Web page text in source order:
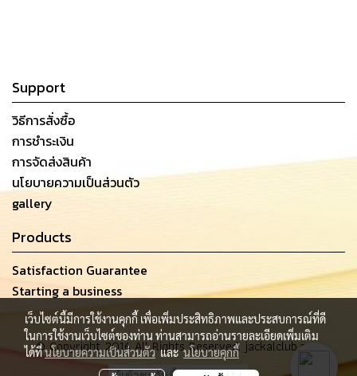
Support
วิธีการสั่งซื้อ
การชำระเงิน
การจัดส่งสินค้า
นโยบายความเป็นส่วนตัว
gallery
Products
Satisfaction Guarantee
Starting a business
© Copyright 2016 All Rights Reserved. jackalclub.com
เว็บไซต์นี้มีการใช้งานคุกกี้ เพื่อเพิ่มประสิทธิภาพและประสบการณ์ที่ดี
ในการใช้งานเว็บไซต์ของท่าน ท่านสามารถอ่านรายละเอียดเพิ่มเติม
ได้ที่นโยบายความเป็นส่วนตัวและนโยบายคุกกี้